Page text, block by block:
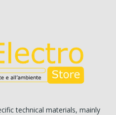
technical materials, mainly